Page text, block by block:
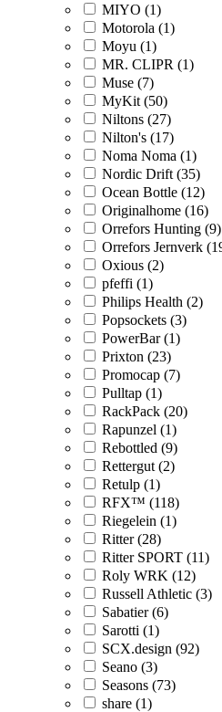
MIYO (1)
Motorola (1)
Moyu (1)
MR. CLIPR (1)
Muse (7)
MyKit (50)
Niltons (27)
Nilton's (17)
Noma Noma (1)
Nordic Drift (35)
Ocean Bottle (12)
Originalhome (16)
Orrefors Hunting (9)
Orrefors Jernverk
Oxious (2)
pfeffi (1)
Philips Health (2)
Popsockets (3)
PowerBar (1)
Prixton (23)
Promocap (7)
Pulltap (1)
RackPack (20)
Rapunzel (1)
Rebottled (9)
Rettergut (2)
Retulp (1)
RFX™ (118)
Riegelein (1)
Ritter (28)
Ritter SPORT (11)
Roly WRK (12)
Russell Athletic (3)
Sabatier (6)
Sarotti (1)
SCX.design (92)
Seano (3)
Seasons (73)
share (1)